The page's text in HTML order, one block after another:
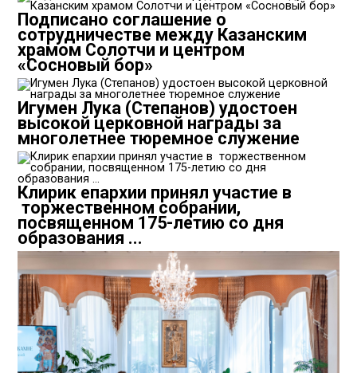
Подписано соглашение о
сотрудничестве между Казанским
храмом Солотчи и центром
«Сосновый бор»
Игумен Лука (Степанов) удостоен
высокой церковной награды за
многолетнее тюремное служение
Клирик епархии принял участие в
торжественном собрании,
посвященном 175-летию со дня
образования ...